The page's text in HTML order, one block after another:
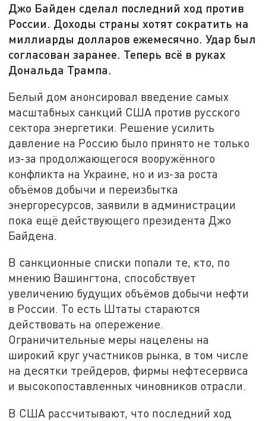
Джо Байден сделал последний ход против
России. Доходы страны хотят сократить на
миллиарды долларов ежемесячно. Удар был
согласован заранее. Теперь всё в руках
Дональда Трампа.
Белый дом анонсировал введение самых
масштабных санкций США против русского
сектора энергетики. Решение усилить
давление на Россию было принято не только
из-за продолжающегося вооружённого
конфликта на Украине, но и из-за роста
объёмов добычи и переизбытка
энергоресурсов, заявили в администрации
пока ещё действующего президента Джо
Байдена.
В санкционные списки попали те, кто, по
мнению Вашингтона, способствует
увеличению будущих объёмов добычи нефти
в России. То есть Штаты стараются
действовать на опережение.
Ограничительные меры нацелены на
широкий круг участников рынка, в том числе
на десятки трейдеров, фирмы нефтесервиса
и высокопоставленных чиновников отрасли.
В США рассчитывают, что последний ход